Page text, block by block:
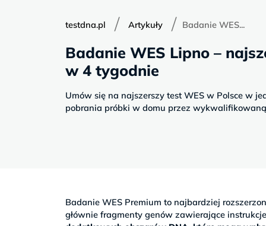
Pt
7–
Sb
9–
testdna.pl / Artykuły / Badanie WES...
Badanie WES Lipno –
w 4 tygodnie
Umów się na najszerszy test WES w Polsce w
pobrania próbki w domu przez
Badanie WES Premium to najbardziej
głównie fragmenty genów zawierające